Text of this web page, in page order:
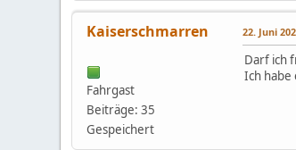
Kaiserschmarren
Fahrgast
Beiträge: 35
Gespeichert
22. Juni
Darf ich
Ich habe